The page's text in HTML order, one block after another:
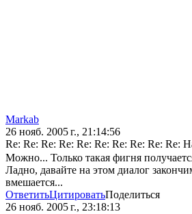
Markab
26 нояб. 2005 г., 21:14:56
Re: Re: Re: Re: Re: Re: Re: Re: Re: Re:
Можно... Только такая фигня
Ладно, давайте на этом диалог
вмешается...
ОтветитьЦитироватьПоделиться
26 нояб. 2005 г., 23:18:13